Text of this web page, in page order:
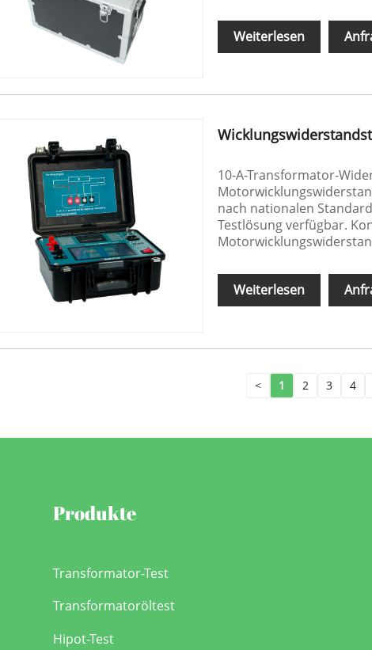
Weiterlesen
10-A-Transformator-
nach nationalen
Testlösung verfügbar.
Weiterlesen
< 1 2 3 4
Produkte
Transformator-Test
Transformatoröltest
Hipot-Test